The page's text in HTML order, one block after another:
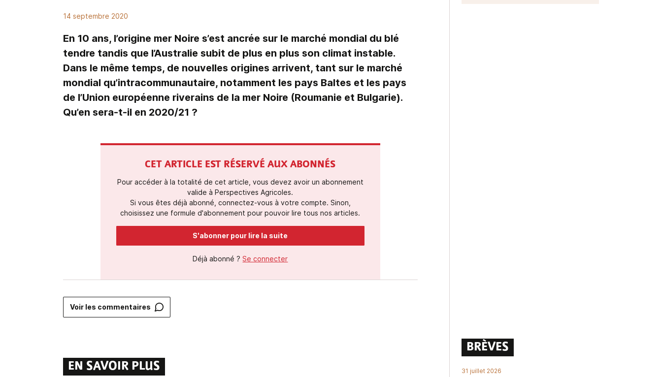
14 septembre 2020
En 10 ans, l’origine mer Noire s’est ancrée sur le marché mondial du blé
tendre tandis que l’Australie subit de plus en plus son climat instable.
Dans le même temps, de nouvelles origines arrivent, tant sur le marché
mondial qu’intracommunautaire, notamment les pays Baltes et les pays
de l’Union européenne riverains de la mer Noire (Roumanie et Bulgarie).
Qu’en sera-t-il en 2020/21 ?
CET ARTICLE EST RÉSERVÉ AUX ABONNÉS
Pour accéder à la totalité de cet article, vous devez avoir un abonnement
valide à Perspectives Agricoles.
Si vous êtes déjà abonné, connectez-vous à votre compte. Sinon,
choisissez une formule d'abonnement pour pouvoir lire tous nos articles.
S'abonner pour lire la suite
Déjà abonné ? Se connecter
Voir les commentaires
EN SAVOIR PLUS
BRÈVES
31 juillet 2026